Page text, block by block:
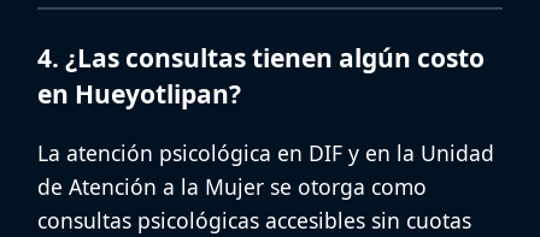
4. ¿Las consultas tienen algún costo
en Hueyotlipan?
La atención psicológica en DIF y en la Unidad
de Atención a la Mujer se otorga como
consultas psicológicas accesibles sin cuotas